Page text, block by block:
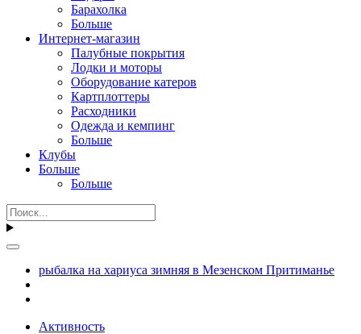
Барахолка
Больше
Интернет-магазин
Палубные покрытия
Лодки и моторы
Оборудование катеров
Картплоттеры
Расходники
Одежда и кемпинг
Больше
Клубы
Больше
Больше
рыбалка на хариуса зимняя в Мезенском Притиманье
Активность